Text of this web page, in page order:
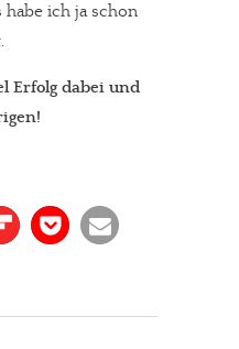
habe ich ja schon
Erfolg dabei und